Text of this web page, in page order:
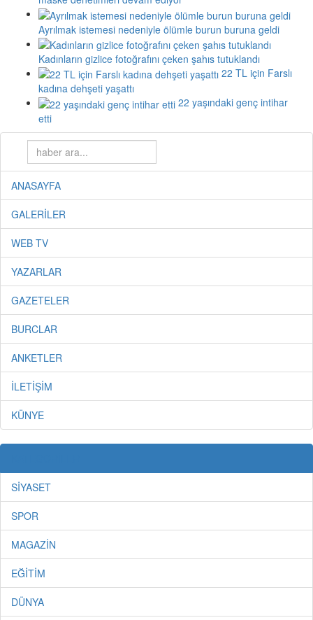
Ayrılmak istemesi nedeniyle ölümle burun buruna geldi
Kadınların gizlice fotoğrafını çeken şahıs tutuklandı
22 TL için Farslı
kadına dehşeti yaşattı
22 yaşındaki genç intihar
etti
ANASAYFA
GALERİLER
WEB TV
YAZARLAR
GAZETELER
BURCLAR
ANKETLER
İLETİŞİM
KÜNYE
SİYASET
SPOR
MAGAZİN
EĞİTİM
DÜNYA